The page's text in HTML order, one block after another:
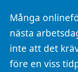
Många
nästa
inte att det
före en viss